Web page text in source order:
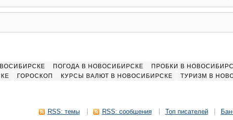
ПОГОДА В НОВОСИБИРСКЕ ПРОБКИ В
ГОРОСКОП КУРСЫ ВАЛЮТ В НОВОСИБИРСКЕ ТУРИЗМ В
RSS: темы RSS: сообщения Топ писателей